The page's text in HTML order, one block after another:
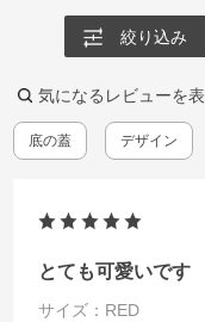
絞り込み
気になるレビューを
底の蓋 デザイン
とても可愛いです
サイズ：RED